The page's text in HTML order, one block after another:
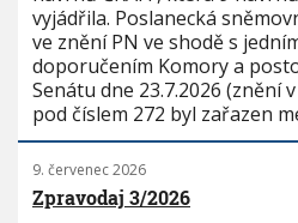
vyjádřila. Poslanecká
ve znění PN ve shodě s
doporučením Komory a
Senátu dne 23.7.2026 (znění
pod číslem 272 byl zařazen
9. červenec 2026
Zpravodaj 3/2026